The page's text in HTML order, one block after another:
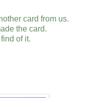
card from us.
the card.
of it.